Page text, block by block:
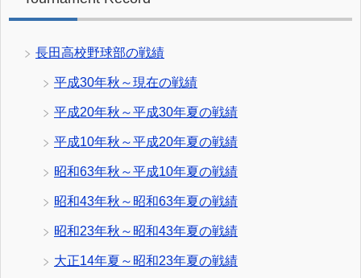
長田高校野球部の戦績
平成30年秋～現在の戦績
平成20年秋～平成30年夏の戦績
平成10年秋～平成20年夏の戦績
昭和63年秋～平成10年夏の戦績
昭和43年秋～昭和63年夏の戦績
昭和23年秋～昭和43年夏の戦績
大正14年夏～昭和23年夏の戦績